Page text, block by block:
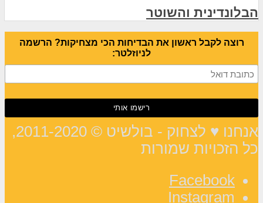
הבלונדינית והשוטר
רוצה לקבל ראשון את הבדיחות הכי מצחיקות? הרשמה
לניוזלטר:
אנחנו ♥ לצחוק - בולשיט © 2011-2020,
כל הזכויות שמורות
Facebook
Instagram